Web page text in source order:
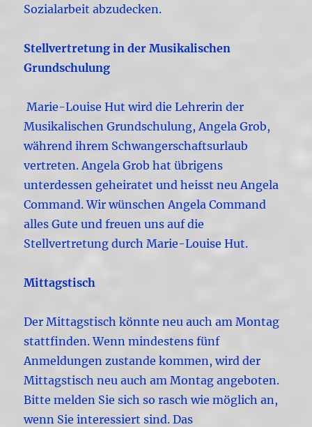
Sozialarbeit abzudecken.
Stellvertretung in der Musikalischen
Grundschulung
Marie-Louise Hut wird die Lehrerin der
Musikalischen Grundschulung, Angela Grob,
während ihrem Schwangerschaftsurlaub
vertreten. Angela Grob hat übrigens
unterdessen geheiratet und heisst neu Angela
Command. Wir wünschen Angela Command
alles Gute und freuen uns auf die
Stellvertretung durch Marie-Louise Hut.
Mittagstisch
Der Mittagstisch könnte neu auch am Montag
stattfinden. Wenn mindestens fünf
Anmeldungen zustande kommen, wird der
Mittagstisch neu auch am Montag angeboten.
Bitte melden Sie sich so rasch wie möglich an,
wenn Sie interessiert sind. Das